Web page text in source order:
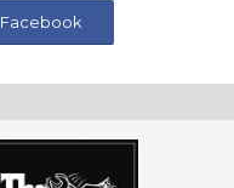
Facebook